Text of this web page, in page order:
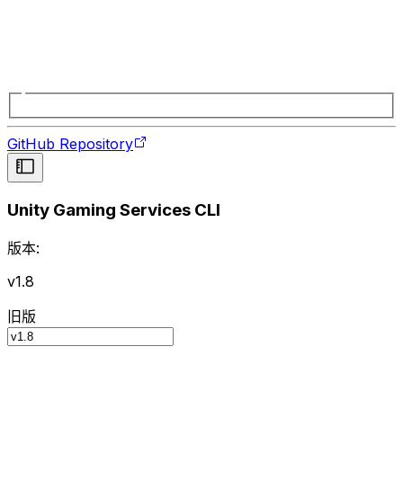
GitHub Repository
Unity Gaming Services CLI
版本:
v1.8
旧版